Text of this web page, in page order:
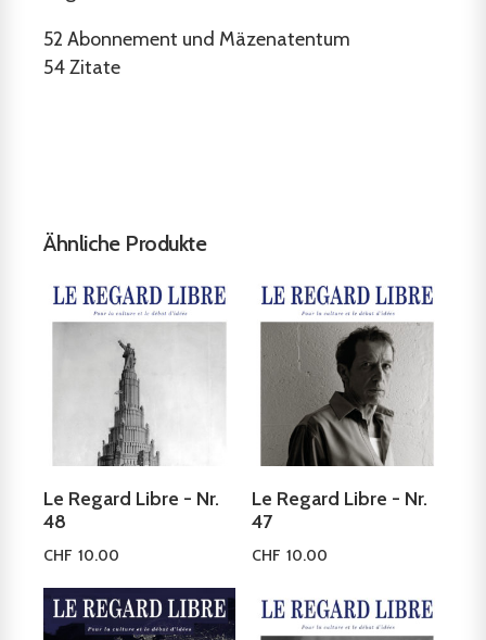
52 Abonnement und Mäzenatentum
54Zitate
Ähnliche Produkte
Le Regard Libre - Nr.
48
CHF 10.00
In den Warenkorb
Le Regard Libre - Nr.
47
CHF 10.00